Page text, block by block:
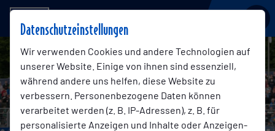
Datenschutzeinstellungen
Wir verwenden Cookies und andere Technologien auf
unserer Website. Einige von ihnen sind essenziell,
während andere uns helfen, diese Website zu
verbessern. Personenbezogene Daten können
verarbeitet werden (z. B. IP-Adressen), z. B. für
personalisierte Anzeigen und Inhalte oder Anzeigen-
BSV KICKERS EMDEN